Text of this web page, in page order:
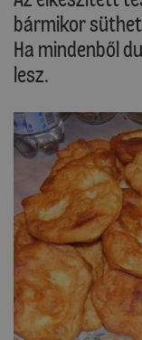
bármikor
Ha mindenből
lesz.